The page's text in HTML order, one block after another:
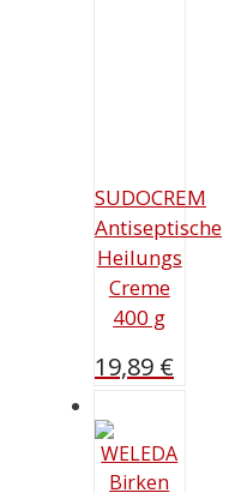
SUDOCREM
Antiseptische
Heilungs
Creme
400 g
19,89 €